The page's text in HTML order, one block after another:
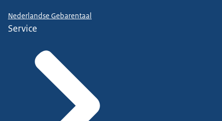
Nederlandse Gebarentaal
Service